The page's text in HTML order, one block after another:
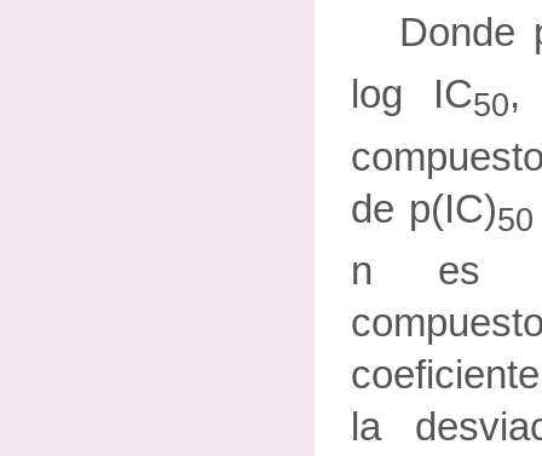
Donde
log IC50,
de p(IC)50
n es
la